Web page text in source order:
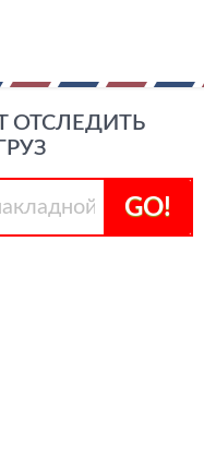
ОТСЛЕДИТЬ
GO!